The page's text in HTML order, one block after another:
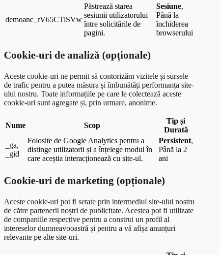
demoanc_rV65CTlSVw
Păstrează starea
sesiunii utilizatorului
între solicitările de
pagini.
Sesiune,
Până la
închiderea
browserului
Cookie-uri de analiză (opționale)
Aceste cookie-uri ne permit să contorizăm vizitele și sursele
de trafic pentru a putea măsura și îmbunătăți performanța site-
ului nostru. Toate informațiile pe care le colectează aceste
cookie-uri sunt agregate și, prin urmare, anonime.
Nume Scop
Tip și
Durată
_ga,
_gid
Folosite de Google Analytics pentru a
distinge utilizatorii și a înțelege modul în
care aceștia interacționează cu site-ul.
Persistent,
Până la 2
ani
Cookie-uri de marketing (opționale)
Aceste cookie-uri pot fi setate prin intermediul site-ului nostru
de către partenerii noștri de publicitate. Acestea pot fi utilizate
de companiile respective pentru a construi un profil al
intereselor dumneavooastră și pentru a vă afișa anunțuri
relevante pe alte site-uri.